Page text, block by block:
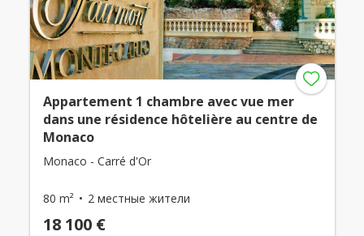
Appartement 1 chambre avec vue mer
dans une résidence hôtelière au centre de
Monaco
Monaco - Carré d'Or
80 m² 2 местные жители
18 100 €